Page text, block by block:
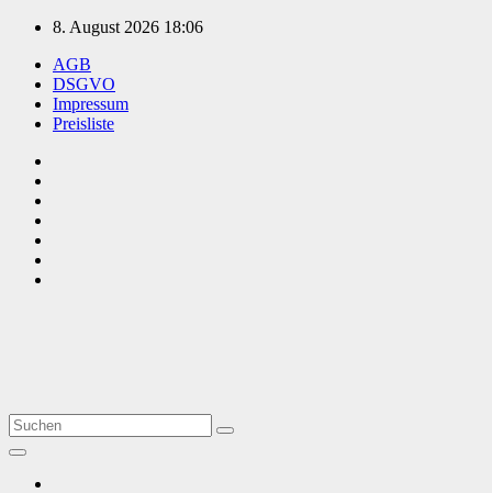
Zum
springen
8. August 2026 18:06
AGB
DSGVO
Impressum
Preisliste